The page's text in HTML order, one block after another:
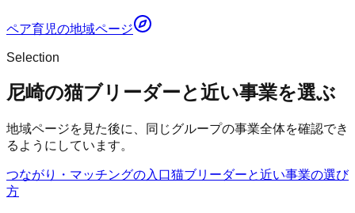
ペア育児の地域ページ
Selection
尼崎の猫ブリーダーと近い事業を選ぶ
地域ページを見た後に、同じグループの事業全体を確認でき
るようにしています。
つながり・マッチングの入口猫ブリーダーと近い事業の選び
方